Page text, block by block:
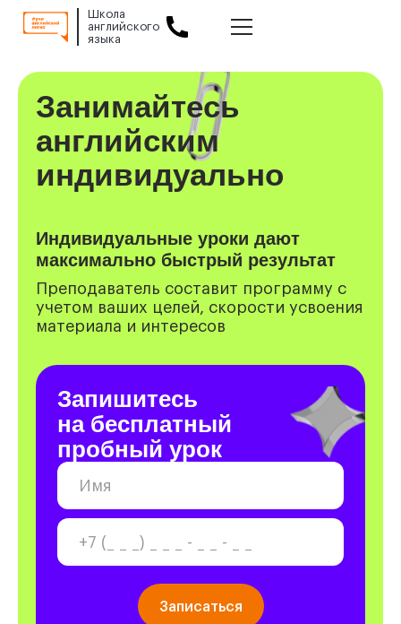
Slide 1 of 2.
Школа
английского
языка
Занимайтесь
английским
индивидуально
Индивидуальные уроки дают
максимально быстрый результат
Преподаватель составит программу с
учетом ваших целей, скорости усвоения
материала и интересов
Запишитесь
на бесплатный
пробный урок